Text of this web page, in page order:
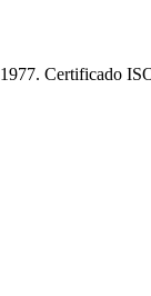
Certificado